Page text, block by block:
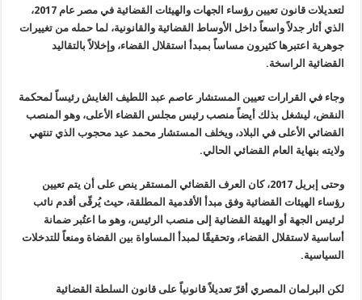
لتعديلات قانون تعيين رؤساء الجهات والهيئات القضائية في مصر عام 2017،
الذي أثار جدلاً واسعاً داخل الأوساط القضائية والقانونية، لما حمله من تغييرات
جوهرية اعتبرها كثيرون مساساً بمبدأ استقلال القضاء، وإخلالاً بالتقاليد
القضائية الراسخة.
وجاء في القرارات تعيين المستشار عاصم عبد اللطيف الغايش رئيساً لمحكمة
النقض، ليشغل بذلك أيضاً منصب رئيس مجلس القضاء الأعلى، وهو المنصب
القضائي الأعلى في البلاد، ويخلف المستشار محمد عيد محجوب الذي تنتهي
ولايته بنهاية العام القضائي الحالي.
وحتى إبريل 2017
، كان العرف القضائي المستقر ينص على أن يتم تعيين
رؤساء الهيئات القضائية وفق مبدأ الأقدمية المطلقة، حيث يُرقّى أقدم نائب
لرئيس الجهة أو الهيئة القضائية إلى منصب الرئيس، وهو ما اعتُبر ضمانة
أساسية لاستقلال القضاء، وتحقيقًا لمبدأ المساواة بين القضاة ومنعاً للتدخلات
السياسية.
لكن البرلمان المصري أقرّ تعديلاً قانونياً على قانون السلطة القضائية